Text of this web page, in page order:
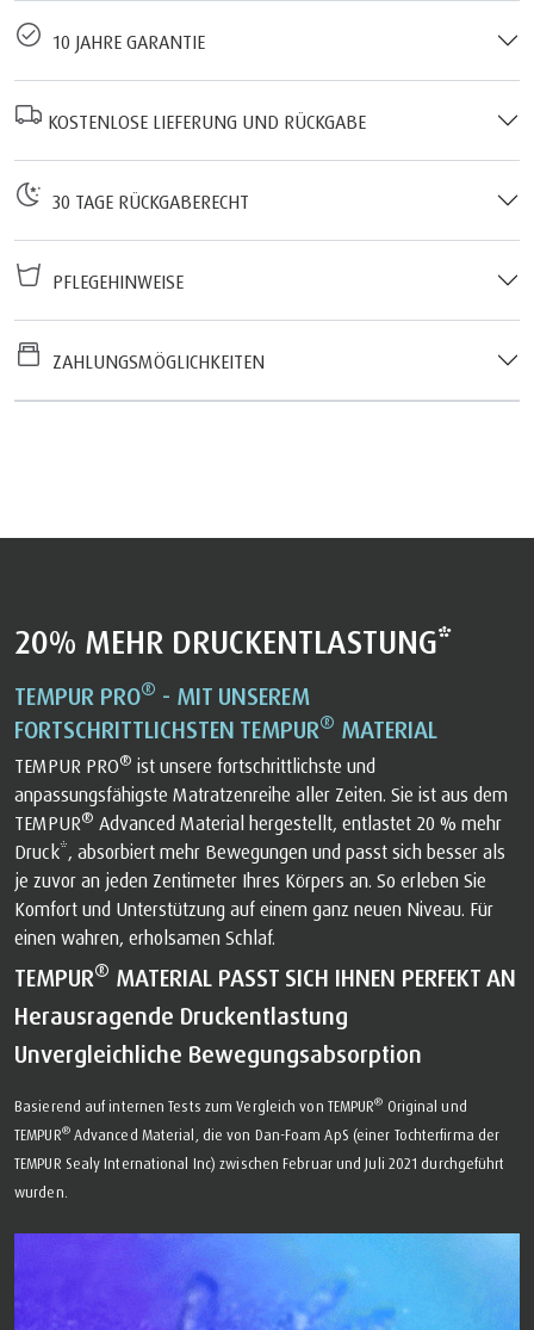
10 JAHRE GARANTIE
KOSTENLOSE LIEFERUNG UND RÜCKGABE
30 TAGE RÜCKGABERECHT
PFLEGEHINWEISE
ZAHLUNGSMÖGLICHKEITEN
20% MEHR DRUCKENTLASTUNG*
TEMPUR PRO® - MIT UNSEREM
FORTSCHRITTLICHSTEN TEMPUR® MATERIAL
TEMPUR PRO® ist unsere fortschrittlichste und
anpassungsfähigste Matratzenreihe aller Zeiten. Sie ist aus dem
TEMPUR® Advanced Material hergestellt, entlastet 20 % mehr
Druck*, absorbiert mehr Bewegungen und passt sich besser als
je zuvor an jeden Zentimeter Ihres Körpers an. So erleben Sie
Komfort und Unterstützung auf einem ganz neuen Niveau. Für
einen wahren, erholsamen Schlaf.
TEMPUR® MATERIAL PASST SICH IHNEN PERFEKT AN
Herausragende Druckentlastung
Unvergleichliche Bewegungsabsorption
Basierend auf internen Tests zum Vergleich von TEMPUR® Original und
TEMPUR®Advanced Material, die von Dan-Foam ApS (einer Tochterfirma der
TEMPUR Sealy International Inc) zwischen Februar und Juli 2021 durchgeführt
wurden.